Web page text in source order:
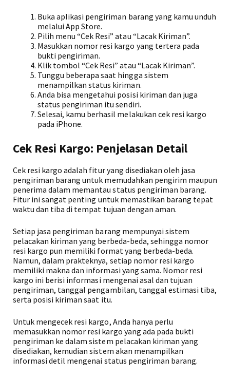
Buka aplikasi pengiriman barang yang kamu unduh
melalui App Store.
Pilih menu “Cek Resi” atau “Lacak Kiriman”.
Masukkan nomor resi kargo yang tertera pada
bukti pengiriman.
Klik tombol “Cek Resi” atau “Lacak Kiriman”.
Tunggu beberapa saat hingga sistem
menampilkan status kiriman.
Anda bisa mengetahui posisi kiriman dan juga
status pengiriman itu sendiri.
Selesai, kamu berhasil melakukan cek resi kargo
pada iPhone.
Cek Resi Kargo: Penjelasan Detail
Cek resi kargo adalah fitur yang disediakan oleh jasa
pengiriman barang untuk memudahkan pengirim maupun
penerima dalam memantau status pengiriman barang.
Fitur ini sangat penting untuk memastikan barang tepat
waktu dan tiba di tempat tujuan dengan aman.
Setiap jasa pengiriman barang mempunyai sistem
pelacakan kiriman yang berbeda-beda, sehingga nomor
resi kargo pun memiliki format yang berbeda-beda.
Namun, dalam prakteknya, setiap nomor resi kargo
memiliki makna dan informasi yang sama. Nomor resi
kargo ini berisi informasi mengenai asal dan tujuan
pengiriman, tanggal pengambilan, tanggal estimasi tiba,
serta posisi kiriman saat itu.
Untuk mengecek resi kargo, Anda hanya perlu
memasukkan nomor resi kargo yang ada pada bukti
pengiriman ke dalam sistem pelacakan kiriman yang
disediakan, kemudian sistem akan menampilkan
informasi detil mengenai status pengiriman barang.